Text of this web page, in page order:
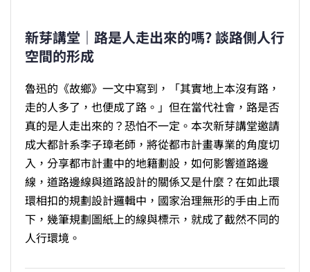
新芽講堂｜路是人走出來的嗎? 談路側人行
空間的形成
魯迅的《故鄉》一文中寫到，「其實地上本沒有路，
走的人多了，也便成了路。」但在當代社會，路是否
真的是人走出來的？恐怕不一定。本次新芽講堂邀請
成大都計系李子璋老師，將從都市計畫專業的角度切
入，分享都市計畫中的地籍劃設，如何影響道路邊
線，道路邊線與道路設計的關係又是什麼？在如此環
環相扣的規劃設計邏輯中，國家治理無形的手由上而
下，幾筆規劃圖紙上的線與標示，就成了截然不同的
人行環境。